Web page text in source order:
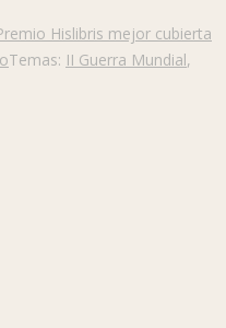
Hislibris mejor cubierta
Temas: II Guerra Mundial,